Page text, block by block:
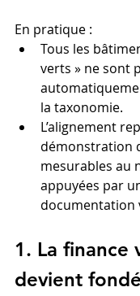
En pratique :
Tous les
verts » ne sont
la taxonomie.
L’alignement
démonstration
mesurables au
appuyées par
documentation
1. La finance
devient